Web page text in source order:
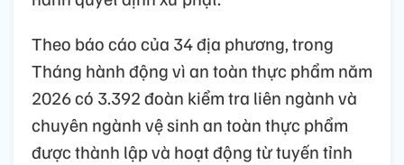
Theo báo cáo của 34 địa phương, trong
Tháng hành động vì an toàn thực phẩm năm
2026 có 3.392 đoàn kiểm tra liên ngành và
chuyên ngành vệ sinh an toàn thực phẩm
được thành lập và hoạt động từ tuyến tỉnh